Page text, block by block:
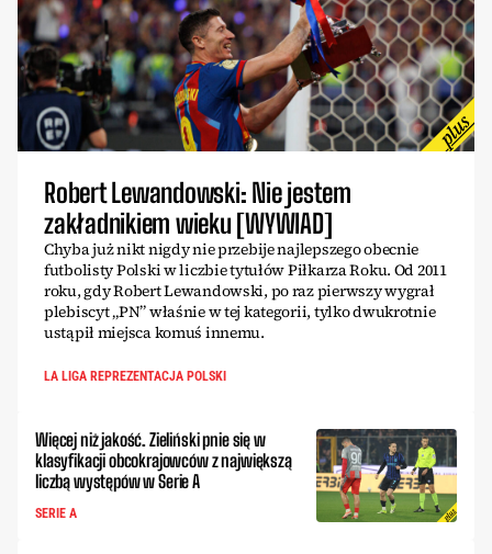
Robert Lewandowski: Nie jestem
zakładnikiem wieku [WYWIAD]
Chyba już nikt nigdy nie przebije najlepszego obecnie
futbolisty Polski w liczbie tytułów Piłkarza Roku. Od 2011
roku, gdy Robert Lewandowski, po raz pierwszy wygrał
plebiscyt „PN” właśnie w tej kategorii, tylko dwukrotnie
ustąpił miejsca komuś innemu.
LA LIGA REPREZENTACJA POLSKI
Więcej niż jakość. Zieliński pnie się w
klasyfikacji obcokrajowców z największą
liczbą występów w Serie A
SERIE A